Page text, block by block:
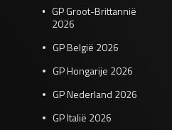
GP Groot-Brittannië
2026
GP België 2026
GP Hongarije 2026
GP Nederland 2026
GP Italië 2026